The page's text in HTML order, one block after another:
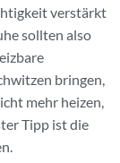
verstärkt
sollten also
bringen,
mehr heizen,
Tipp ist die